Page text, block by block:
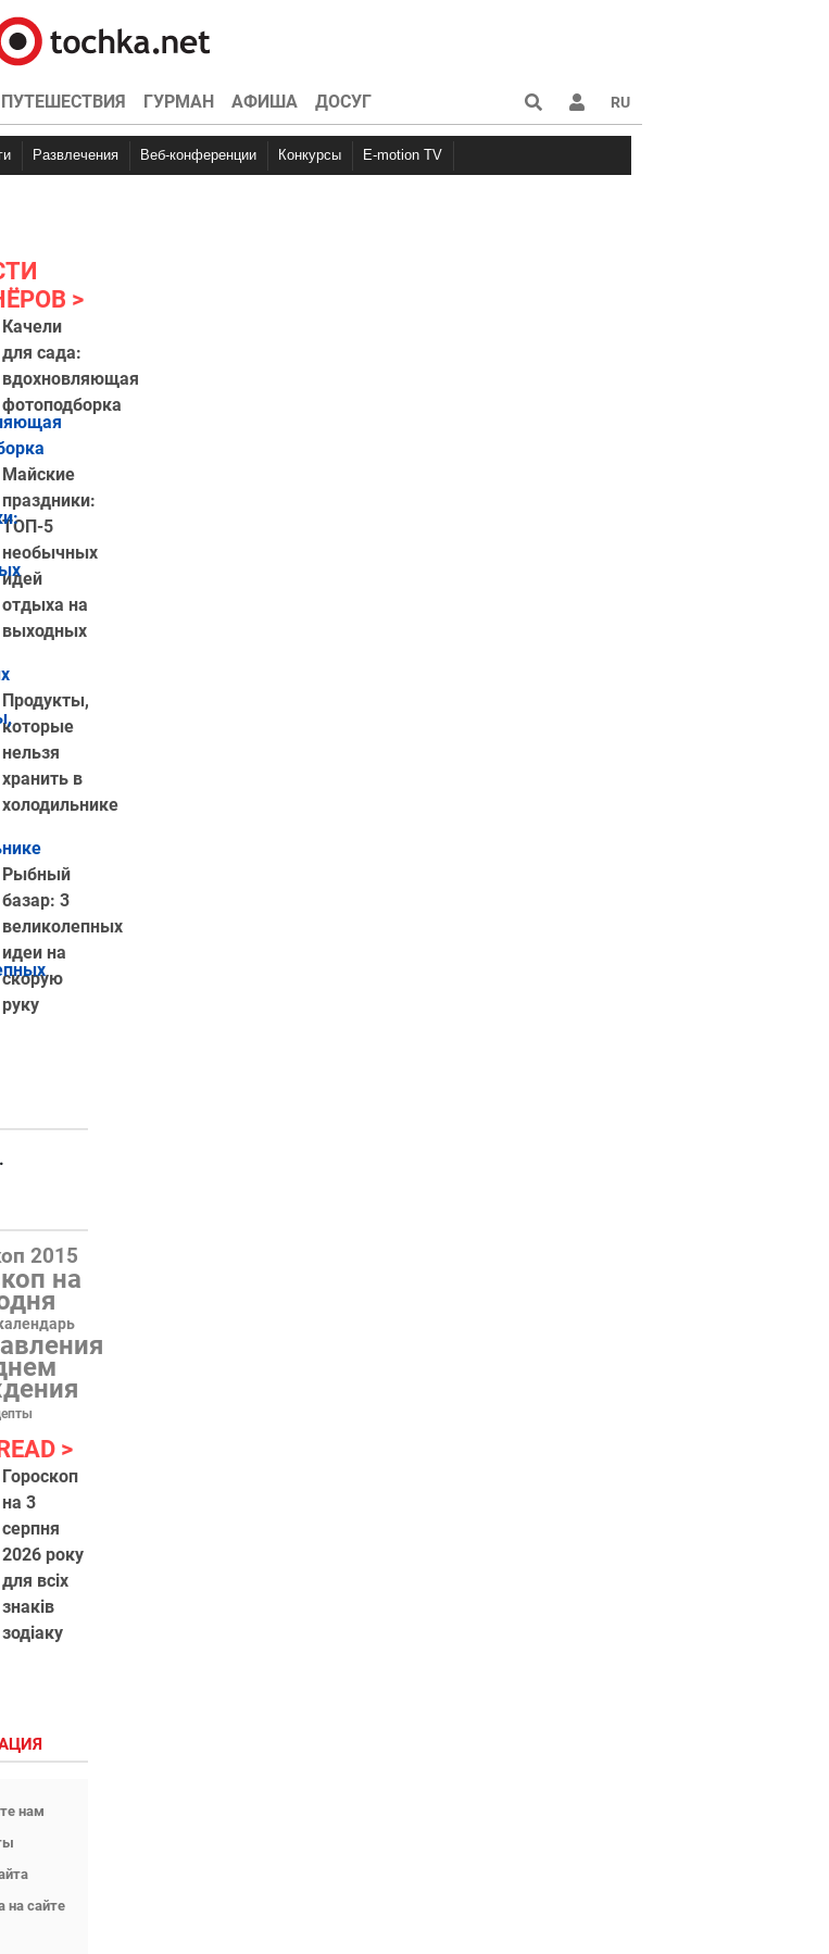
ПУТЕШЕСТВИЯ ГУРМАН АФИША ДОСУГ RU
Развлечения Веб-конференции Конкурсы E-motion TV
Качели
для сада:
вдохновляющая
фотоподборка
Майские
праздники:
ТОП-5
необычных
идей
отдыха на
выходных
Продукты,
которые
нельзя
хранить в
холодильнике
Рыбный
базар: 3
великолепных
идеи на
скорую
руку
2015
на
Гороскоп
на 3
серпня
2026 року
для всіх
знаків
зодіаку
нам
на сайте